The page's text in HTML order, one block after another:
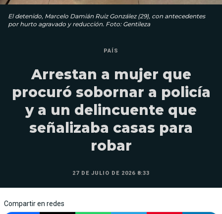
El detenido, Marcelo Damián Ruiz González (29), con antecedentes
por hurto agravado y reducción. Foto: Gentileza
PAÍS
Arrestan a mujer que
procuró sobornar a policía
y a un delincuente que
señalizaba casas para
robar
27 DE JULIO DE 2026 8:33
Compartir en redes